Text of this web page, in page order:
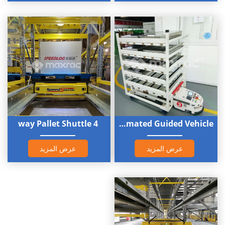
وتقليل تكاليف الأرض. بالنسبة للمستودعات المبردة، يقلل النظام
من مساحة سطح التبريد المطلوبة ويخفض استهلاك الطاقة. إدارة
وحدات التخزين المتنوعة
يمكن تخزين وحدات التخزين حسب مجموعات الممرات بدلاً من
الممرات بأكملها، مما يزيد من تنوع المنتجات داخل نظام التخزين.
لم تعد الرافعات الشوكية بحاجة إلى دخول ممرات الرفوف، مما
يقلل من الحوادث وخطر تلف الرفوف. يتم تشغيل النظام من خلال
واجهة تحكم سهلة الاستخدام، مما يقلل من الأخطاء البشرية.
الوضع: تقوم رافعة شوكية أو ناقل بوضع كل منصة نقالة عند نقطة
دخول ممر التخزين المخصص لها.
Automated Guided Vehicle
عرض المزيد
4 way Pallet Shuttle
عرض المزيد